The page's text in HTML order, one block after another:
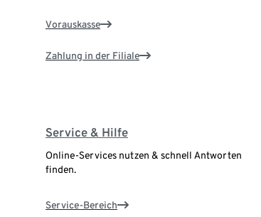
Vorauskasse
Zahlung in der Filiale
Service & Hilfe
Online-Services nutzen & schnell Antworten
finden.
Service-Bereich